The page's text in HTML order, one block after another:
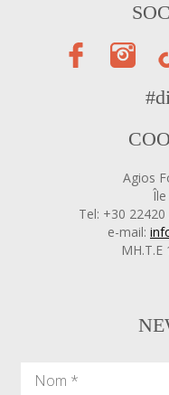
Agios
Tel: +30
e-mail:
ΜΗ.Τ.Ε
Nom